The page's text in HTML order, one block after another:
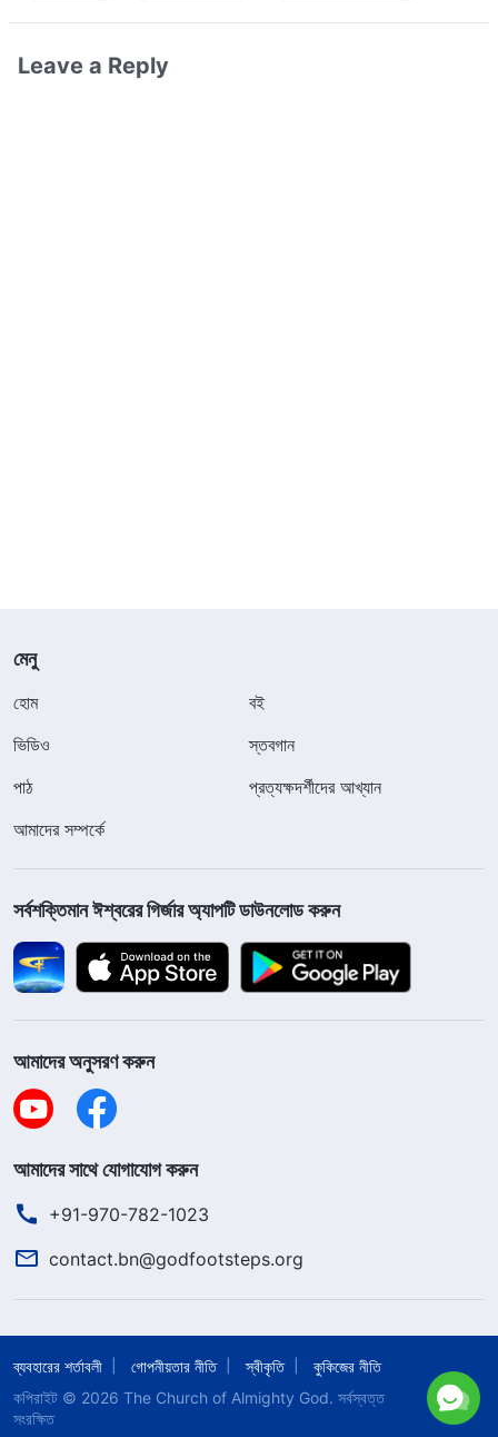
Leave a Reply
মেনু
হোম
বই
ভিডিও
স্তবগান
পাঠ
প্রত্যক্ষদর্শীদের আখ্যান
আমাদের সম্পর্কে
সর্বশক্তিমান ঈশ্বরের গির্জার অ্যাপটি ডাউনলোড করুন
আমাদের অনুসরণ করুন
আমাদের সাথে যোগাযোগ করুন
+91-970-782-1023
contact.bn@godfootsteps.org
ব্যবহারের শর্তাবলী গোপনীয়তার নীতি স্বীকৃতি
কুকিজের নীতি
কপিরাইট © 2026 The Church of Almighty God. সর্বস্বত্ত
সংরক্ষিত